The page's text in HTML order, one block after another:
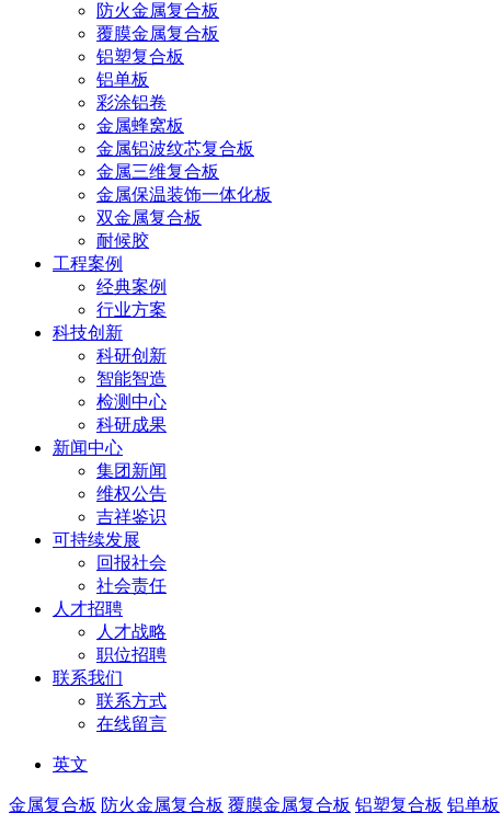
防火金属复合板
覆膜金属复合板
铝塑复合板
铝单板
彩涂铝卷
金属蜂窝板
金属铝波纹芯复合板
金属三维复合板
金属保温装饰一体化板
双金属复合板
耐候胶
工程案例
经典案例
行业方案
科技创新
科研创新
智能智造
检测中心
科研成果
新闻中心
集团新闻
维权公告
吉祥鉴识
可持续发展
回报社会
社会责任
人才招聘
人才战略
职位招聘
联系我们
联系方式
在线留言
英文
金属复合板 防火金属复合板 覆膜金属复合板 铝塑复合板 铝单板